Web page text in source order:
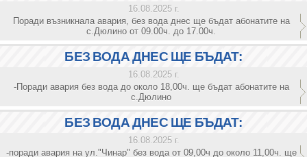
16.08.2025 г.
Поради възникнала авария, без вода днес ще бъдат абонатите на
с.Дюлино от 09.00ч. до 17.00ч.
БЕЗ ВОДА ДНЕС ЩЕ БЪДАТ:
16.08.2025 г.
-Поради авария без вода до около 18,00ч. ще бъдат абонатите на
с.Дюлино
БЕЗ ВОДА ДНЕС ЩЕ БЪДАТ:
16.08.2025 г.
-поради авария на ул."Чинар" без вода от 09,00ч до около 11,00ч. ще